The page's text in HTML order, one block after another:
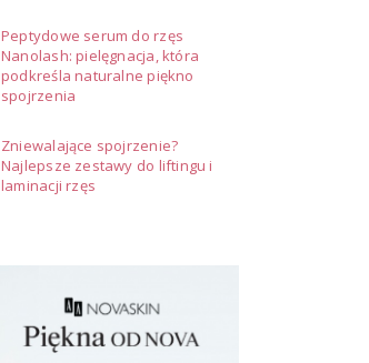
Peptydowe serum do rzęs
Nanolash: pielęgnacja, która
podkreśla naturalne piękno
spojrzenia
Zniewalające spojrzenie?
Najlepsze zestawy do liftingu i
laminacji rzęs